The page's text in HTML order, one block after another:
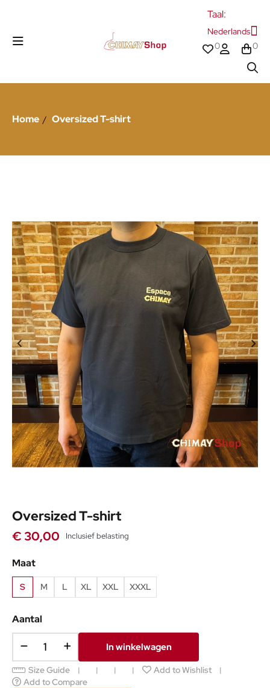
Taal:
Nederlands
0
0
Home Oversized T-shirt
Oversized T-shirt
€ 30,00 Inclusief belasting
Maat
S M L XL XXL XXXL
Aantal
In winkelwagen
Size Guide
Add to Wishlist
Add to Compare